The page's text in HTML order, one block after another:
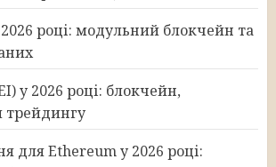
році: модульний блокчейн та
у 2026 році: блокчейн,
трейдингу
для Ethereum у 2026 році: